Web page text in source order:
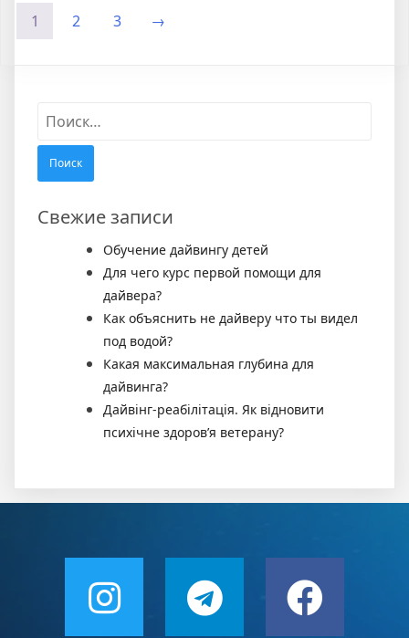
1 2 3 →
Найти:
Свежие записи
Обучение дайвингу детей
Для чего курс первой помощи для
дайвера?
Как объяснить не дайверу что ты видел
под водой?
Какая максимальная глубина для
дайвинга?
Дайвінг-реабілітація. Як відновити
психічне здоров’я ветерану?